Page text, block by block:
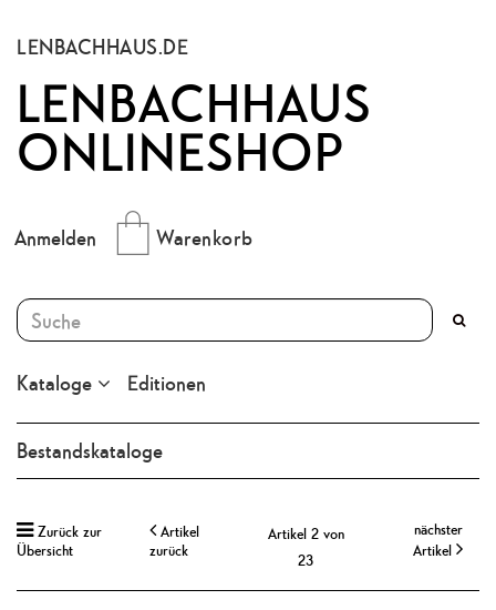
LENBACHHAUS.DE
LENBACHHAUS
ONLINESHOP
Anmelden Warenkorb
Kataloge Editionen
Bestandskataloge
Zurück zur
Übersicht
Artikel
zurück
Artikel 2 von
23
nächster
Artikel